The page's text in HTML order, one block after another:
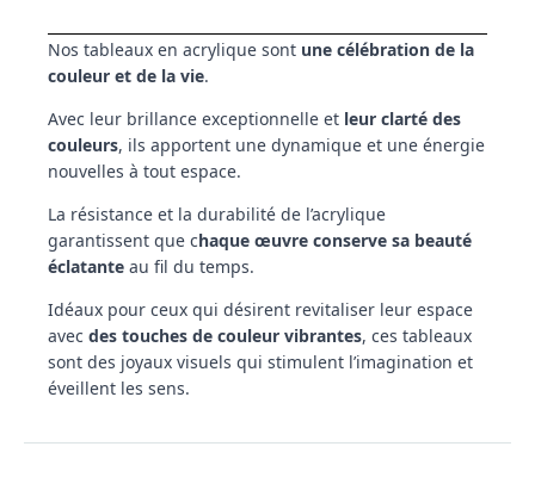
Nos tableaux en acrylique sont une célébration de la
couleur et de la vie.
Avec leur brillance exceptionnelle et leur clarté des
couleurs, ils apportent une dynamique et une énergie
nouvelles à tout espace.
La résistance et la durabilité de l’acrylique
garantissent que chaque œuvre conserve sa beauté
éclatante au fil du temps.
Idéaux pour ceux qui désirent revitaliser leur espace
avec des touches de couleur vibrantes, ces tableaux
sont des joyaux visuels qui stimulent l’imagination et
éveillent les sens.